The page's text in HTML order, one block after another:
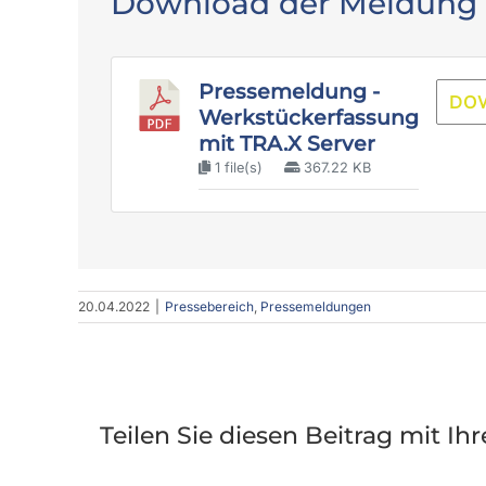
Pressemeldung -
Werkstückerfassung
mit TRA.X Server
1 file(s) 367.22 KB
20.04.2022 Pressebereich, Pressemeldungen
Teilen Sie diesen Beitrag mit